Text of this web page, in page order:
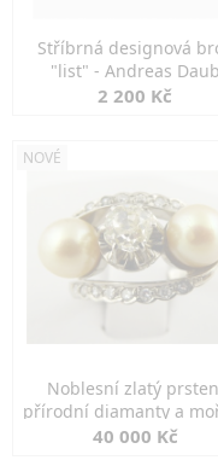
Stříbrná designová
"list" - Andreas Daub
2 200 Kč
NOVÉ
Noblesní zlatý
přírodní diamanty a
perly
40 000 Kč